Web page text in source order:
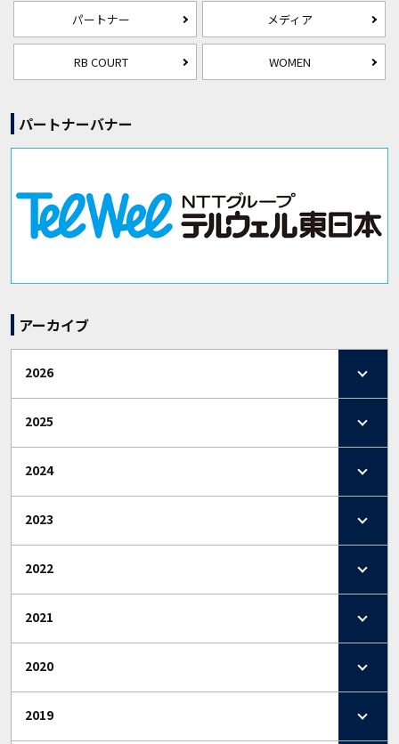
パートナー メディア
RB COURT WOMEN
パートナーバナー
アーカイブ
2026
2025
2024
2023
2022
2021
2020
2019